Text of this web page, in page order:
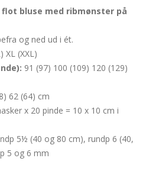
flot bluse med ribmønster på
og ned ud i ét.
XL (XXL)
91 (97) 100 (109) 120 (129)
62 (64) cm
x 20 pinde = 10 x 10 cm i
5½ (40 og 80 cm), rundp 6 (40,
5 og 6 mm